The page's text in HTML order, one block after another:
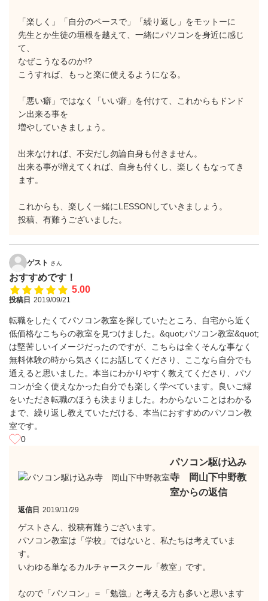
「楽しく」「自分のペースで」「繰り返し」をモットーに
先生とか生徒の垣根を越えて、一緒にパソコンを身近に感じ
て、
なぜこうなるのか!?
こうすれば、もっと楽に使えるようになる。
「悪い癖」ではなく「いい癖」を付けて、これからもドンド
ン出来る事を
増やしていきましょう。
出来なければ、不安だし勿論自身も付きません。
出来る事が増えてくれば、自身も付くし、楽しくもなってき
ます。
これからも、楽しく一緒にLESSONしていきましょう。
投稿、有難うございました。
ゲスト さん
おすすめです！
5.00
投稿日 2019/09/21
転職をしたくてパソコン教室を探していたところ、自宅から近く
低価格なこちらの教室を見つけました。&quot;パソコン教室&quot;
は堅苦しいイメージだったのですが、こちらは全くそんな事なく
無料体験の時から気さくにお話してくださり、ここなら自分でも
通えると思いました。本当にわかりやすく教えてくださり、パソ
コンが全く使えなかった自分でも楽しく学べています。良いご縁
をいただき転職のほうも決まりました。わからないことはわかる
まで、繰り返し教えていただける、本当におすすめのパソコン教
室です。
0
パソコン駆け込み
寺 岡山下中野教
室からの返信
返信日 2019/11/29
ゲストさん、投稿有難うございます。
パソコン教室は「学校」ではないと、私たちは考えていま
す。
いわゆる単なるカルチャースクール「教室」です。
なので「パソコン」＝「勉強」と考える方も多いと思います